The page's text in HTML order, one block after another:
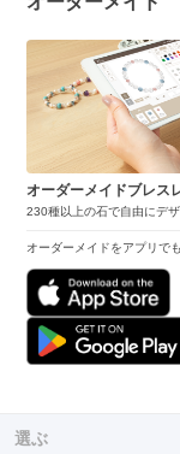
オーダーメイドブレス
230種以上の石で自由にデ
オーダーメイドをアプリでも
選ぶ